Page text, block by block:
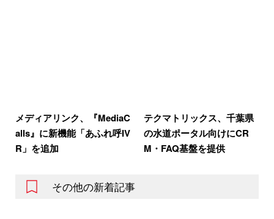
メディアリンク、『MediaC
alls』に新機能「あふれ呼IV
R」を追加
テクマトリックス、千葉県
の水道ポータル向けにCR
M・FAQ基盤を提供
その他の新着記事